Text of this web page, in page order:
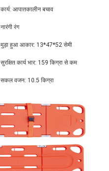
कार्य: आपातकालीन बचाव
नारंगी रंग
मुड़ा हुआ आकार: 13*47*52 सेमी
सुरक्षित कार्य भार: 159 किग्रा से कम
सकल वजन: 10.5 किग्रा